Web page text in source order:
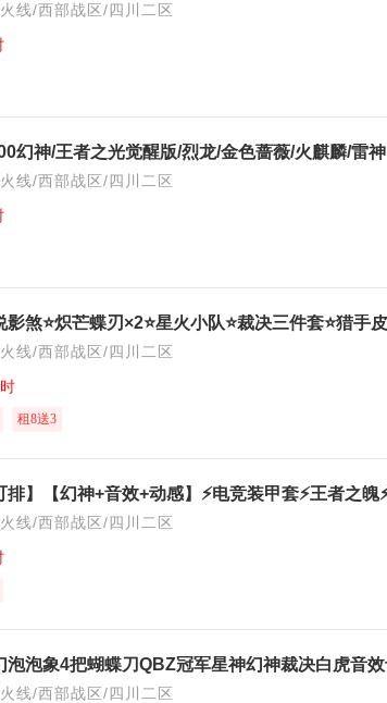
线/西部战区/四川二区
幻神/王者之光觉醒版/烈龙/金色蔷薇/火麒麟/雷神
线/西部战区/四川二区
线/西部战区/四川二区
租8送3
线/西部战区/四川二区
线/西部战区/四川二区